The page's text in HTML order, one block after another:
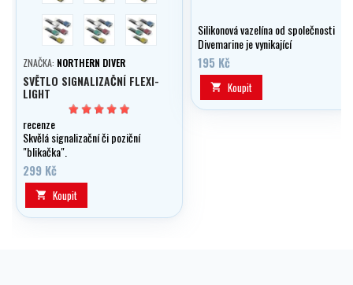
bílá žlutá multicolor
ZNAČKA: NORTHERN DIVER
SVĚTLO SIGNALIZAČNÍ FLEXI-
LIGHT
recenze
Skvělá signalizační či poziční
"blikačka".
299 Kč
 Koupit
Silikonová vazelína od společnosti
Divemarine je vynikající
prostředek na promazávání a
konzervaci Vaší výstroje.
195 Kč
 Koupit